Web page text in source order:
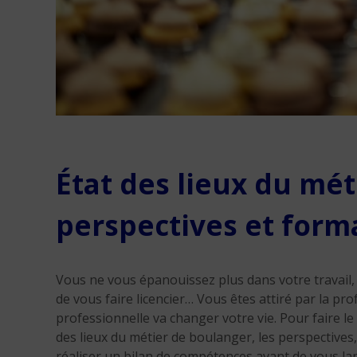
État des lieux du
perspectives et
Vous ne vous épanouissez plus dans votre
de vous faire licencier… Vous êtes attiré par la
professionnelle va changer votre vie. Pour faire
des lieux du métier de boulanger, les